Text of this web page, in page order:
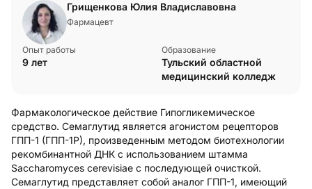
Грищенкова Юлия Владиславовна
Фармацевт
Опыт работы
9 лет
Образование
Тульский областной
медицинский колледж
Фармакологическое действие Гипогликемическое
средство. Семаглутид является агонистом рецепторов
ГПП-1 (ГПП-1Р), произведенным методом биотехнологии
рекомбинантной ДНК с использованием штамма
Saccharomyces cerevisiae с последующей очисткой.
Семаглутид представляет собой аналог ГПП-1, имеющий